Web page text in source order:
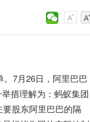
7月26日，阿里巴巴
措理解为：蚂蚁集团
股东阿里巴巴的隔